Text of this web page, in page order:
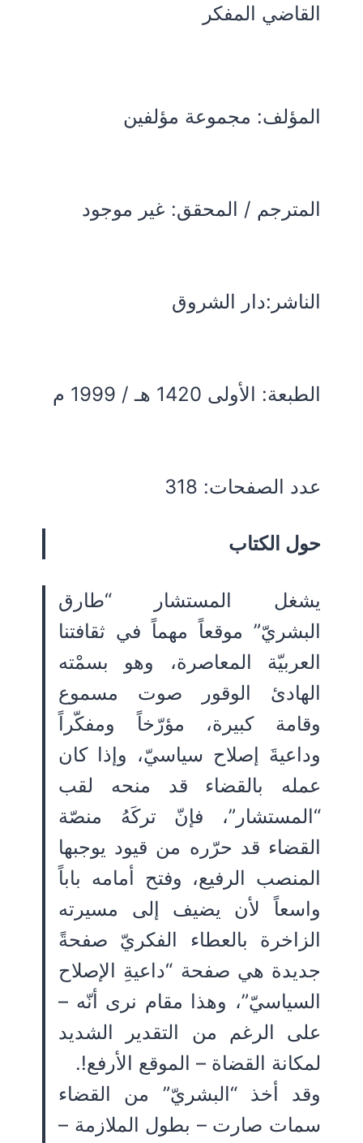
القاضي المفكر
المؤلف: مجموعة مؤلفين
المترجم / المحقق: غير موجود
الناشر:دار الشروق
الطبعة: الأولى 1420 هـ / 1999 م
عدد الصفحات: 318
حول الكتاب
يشغل المستشار “طارق
البشريّ” موقعاً مهماً في ثقافتنا
العربيّة المعاصرة، وهو بسمْته
الهادئ الوقور صوت مسموع
وقامة كبيرة، مؤرّخاً ومفكّراً
وداعيةَ إصلاح سياسيّ، وإذا كان
عمله بالقضاء قد منحه لقب
“المستشار”، فإنّ تركَهُ منصّة
القضاء قد حرّره من قيود يوجبها
المنصب الرفيع، وفتح أمامه باباً
واسعاً لأن يضيف إلى مسيرته
الزاخرة بالعطاء الفكريّ صفحةً
جديدة هي صفحة “داعيةِ الإصلاح
السياسيّ”، وهذا مقام نرى أنّه –
على الرغم من التقدير الشديد
لمكانة القضاة – الموقع الأرفع!.
وقد أخذ “البشريّ” من القضاء
سمات صارت – بطول الملازمة –